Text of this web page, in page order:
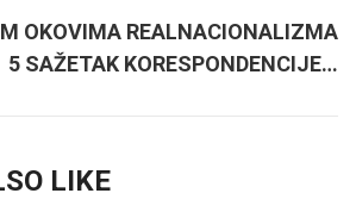
OKOVIMA REALNACIONALIZMA
5 SAŽETAK KORESPONDENCIJE…
LIKE